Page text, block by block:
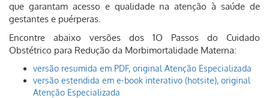
que garantam acesso e qualidade na atenção à saúde de
gestantes e puérperas.
Encontre abaixo versões dos 1O Passos do Cuidado
Obstétrico para Redução da Morbimortalidade Materna:
versão resumida em PDF, original Atenção Especializada
versão estendida em e-book interativo (hotsite), original
Atenção Especializada